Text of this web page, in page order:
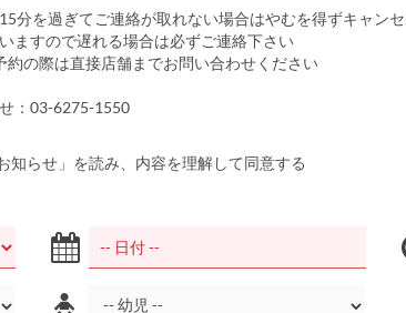
分を過ぎてご連絡が取れない場合はやむを得ずキャン
ますので遅れる場合は必ずご連絡下さい
の際は直接店舗までお問い合わせください
：03-6275-1550
知らせ」を読み、内容を理解して同意する